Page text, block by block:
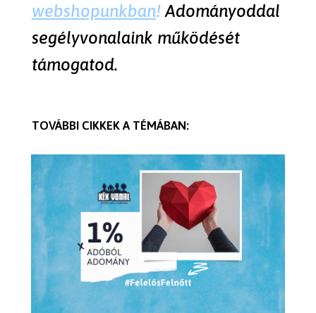
webshopunkban!Adományoddal
segélyvonalaink működését
támogatod.
TOVÁBBI CIKKEK A TÉMÁBAN: